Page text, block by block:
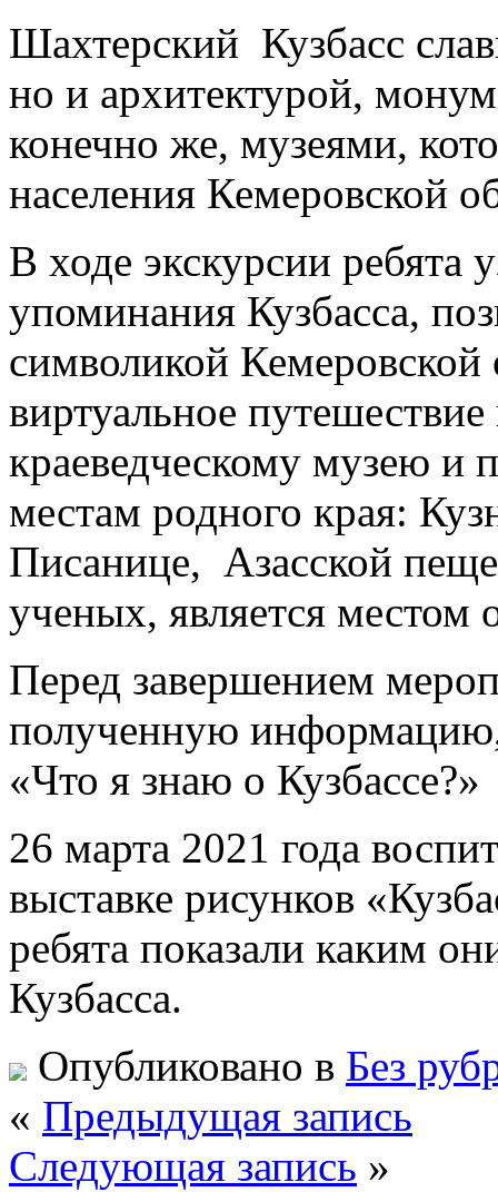
Шахтерский Кузбасс
но и архитектурой,
конечно же, музеями,
населения Кемеровской
В ходе экскурсии ребята
упоминания Кузбасса,
символикой
виртуальное
краеведческому музею и
местам родного края:
Писанице, Азасской
ученых, является местом
Перед завершением
полученную
«Что я знаю о Кузбассе?»
26 марта 2021 года
выставке рисунков
ребята показали каким
Кузбасса.
Опубликовано в Без
« Предыдущая запись
Следующая запись »